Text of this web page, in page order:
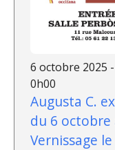
6 octobre 2025
0h00
Augusta C.
du 6 octobre
Vernissage